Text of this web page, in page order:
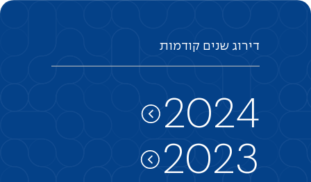
דירוג שנים קודמות
2024
2023